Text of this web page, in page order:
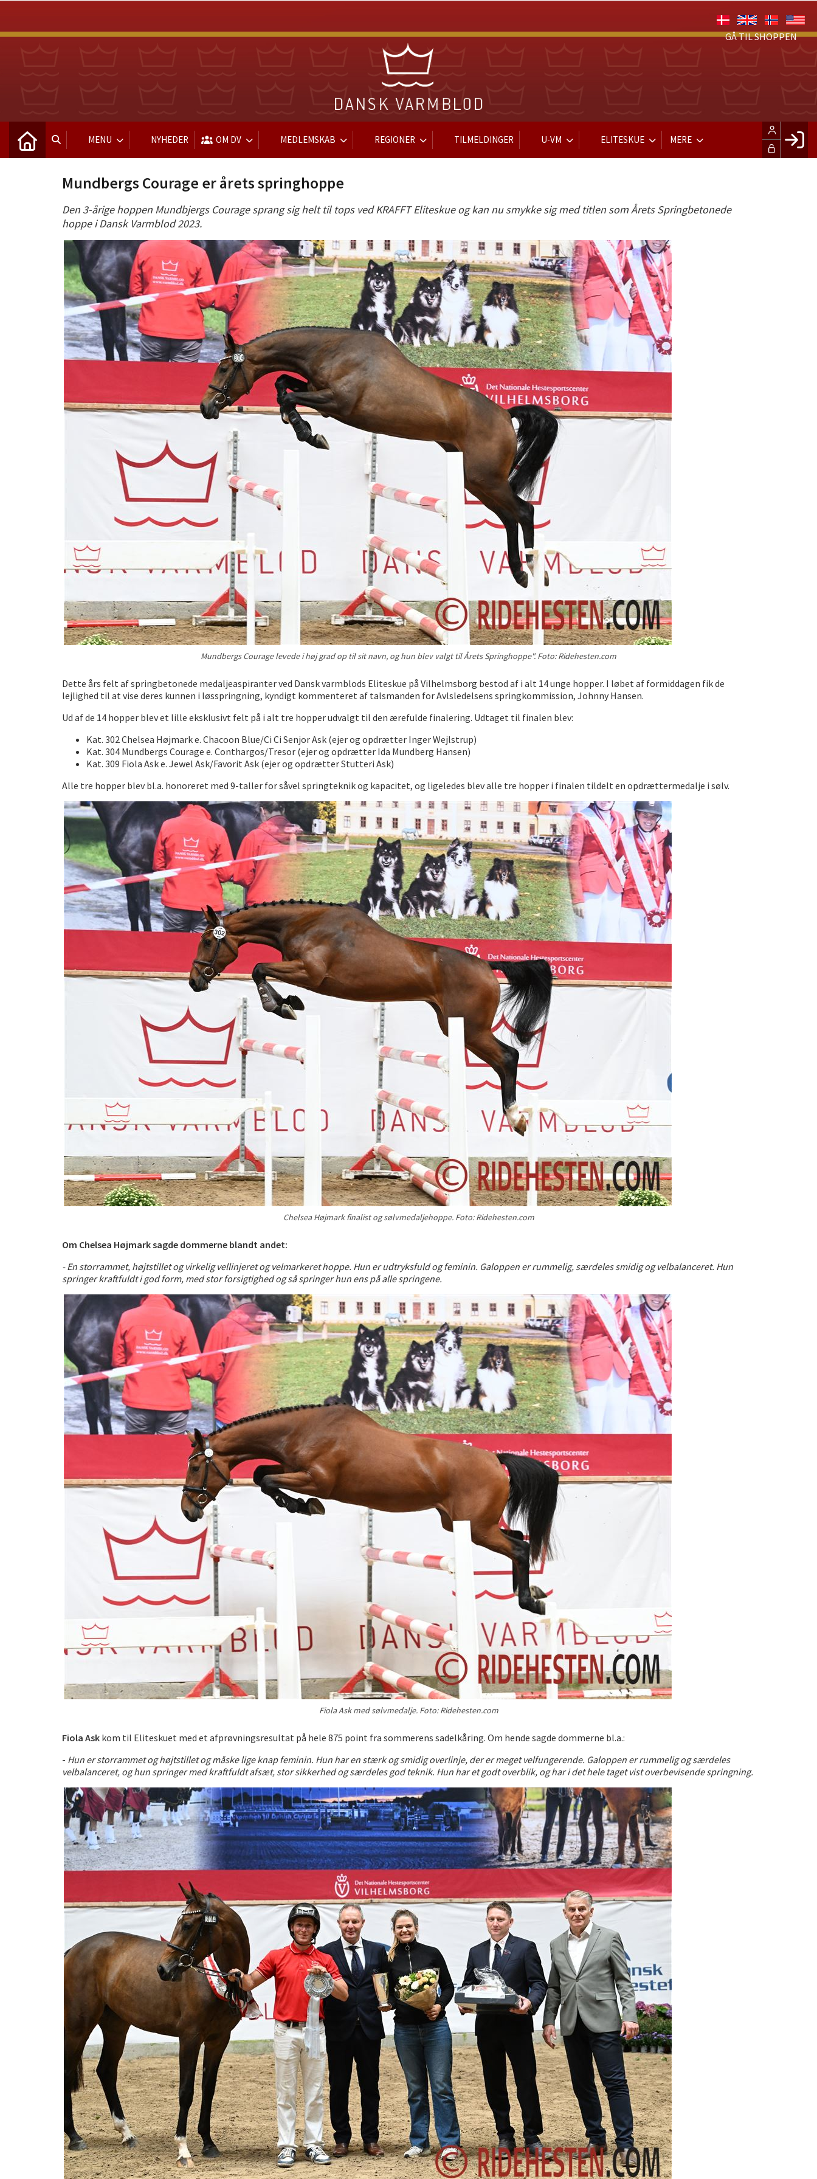
MENU NYHEDER OM DV MEDLEMSKAB REGIONER TILMELDINGER U-VM ELITESKUE MERE
GÅ TIL SHOPPEN
Mundbergs Courage er årets springhoppe
Den 3-årige hoppen Mundbjergs Courage sprang sig helt til tops ved KRAFFT Eliteskue og kan nu smykke sig med titlen som Årets Springbetonede
hoppe i Dansk Varmblod 2023.
Mundbergs Courage levede i høj grad op til sit navn, og hun blev valgt til Årets Springhoppe". Foto: Ridehesten.com
Dette års felt af springbetonede medaljeaspiranter ved Dansk varmblods Eliteskue på Vilhelmsborg bestod af i alt 14 unge hopper. I løbet af formiddagen fik de
lejlighed til at vise deres kunnen i løsspringning, kyndigt kommenteret af talsmanden for Avlsledelsens springkommission, Johnny Hansen.
Ud af de 14 hopper blev et lille eksklusivt felt på i alt tre hopper udvalgt til den ærefulde finalering. Udtaget til finalen blev:
Kat. 302 Chelsea Højmark e. Chacoon Blue/Ci Ci Senjor Ask (ejer og opdrætter Inger Wejlstrup)
Kat. 304 Mundbergs Courage e. Conthargos/Tresor (ejer og opdrætter Ida Mundberg Hansen)
Kat. 309 Fiola Ask e. Jewel Ask/Favorit Ask (ejer og opdrætter Stutteri Ask)
Alle tre hopper blev bl.a. honoreret med 9-taller for såvel springteknik og kapacitet, og ligeledes blev alle tre hopper i finalen tildelt en opdrættermedalje i sølv.
Chelsea Højmark finalist og sølvmedaljehoppe. Foto: Ridehesten.com
Om Chelsea Højmark sagde dommerne blandt andet:
- En storrammet, højtstillet og virkelig vellinjeret og velmarkeret hoppe. Hun er udtryksfuld og feminin. Galoppen er rummelig, særdeles smidig og velbalanceret. Hun
springer kraftfuldt i god form, med stor forsigtighed og så springer hun ens på alle springene.
Fiola Ask med sølvmedalje. Foto: Ridehesten.com
Fiola Ask kom til Eliteskuet med et afprøvningsresultat på hele 875 point fra sommerens sadelkåring. Om hende sagde dommerne bl.a.:
- Hun er storrammet og højtstillet og måske lige knap feminin. Hun har en stærk og smidig overlinje, der er meget velfungerende. Galoppen er rummelig og særdeles
velbalanceret, og hun springer med kraftfuldt afsæt, stor sikkerhed og særdeles god teknik. Hun har et godt overblik, og har i det hele taget vist overbevisende springning.